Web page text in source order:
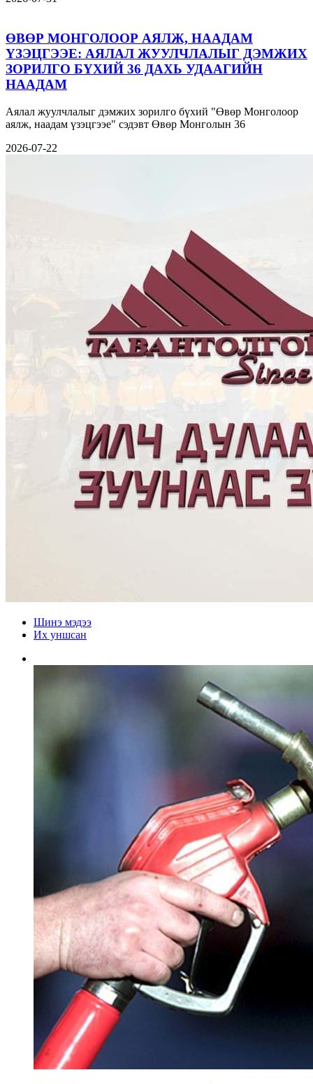
ӨВӨР МОНГОЛООР АЯЛЖ, НААДАМ
ҮЗЭЦГЭЭЕ: АЯЛАЛ ЖУУЛЧЛАЛЫГ ДЭМЖИХ
ЗОРИЛГО БҮХИЙ 36 ДАХЬ УДААГИЙН
НААДАМ
Аялал жуулчлалыг дэмжих зорилго бүхий "Өвөр Монголоор
аялж, наадам үзэцгээе" сэдэвт Өвөр Монголын 36
2026-07-22
Шинэ мэдээ
Их уншсан